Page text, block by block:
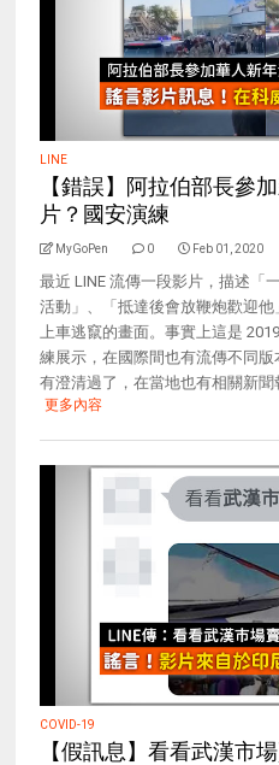
LINE
【錯誤】阿拉伯部長參
片？國安演練
MyGoPen 0 Feb 01, 2020
最近 LINE 流傳一段影片，描述「
活動」、「抵達後會放鞭炮歡迎
上車逃竄的畫面。事實上這是
練展示，在國際間也有流傳不同
有澄清過了，在當地也有相關新
更多內容
COVID-19
【假訊息】看看武漢市